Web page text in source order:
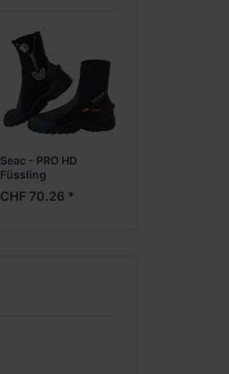
Seac - PRO HD
Füssling
CHF 70.26 *